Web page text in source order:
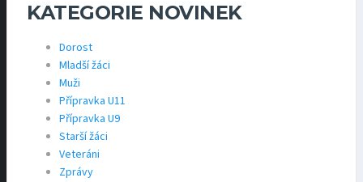
KATEGORIE NOVINEK
Dorost
Mladší žáci
Muži
Přípravka U11
Přípravka U9
Starší žáci
Veteráni
Zprávy